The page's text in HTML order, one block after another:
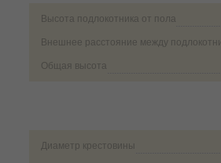
Высота подлокотника от пола
Внешнее расстояние между
Общая высота
Диаметр крестовины